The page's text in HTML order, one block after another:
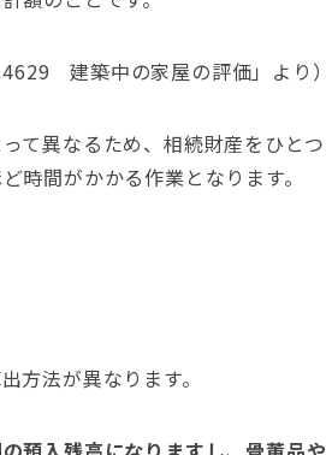
建築中の家屋の評価」より）
て異なるため、相続財産をひとつ
時間がかかる作業となります。
方法が異なります。